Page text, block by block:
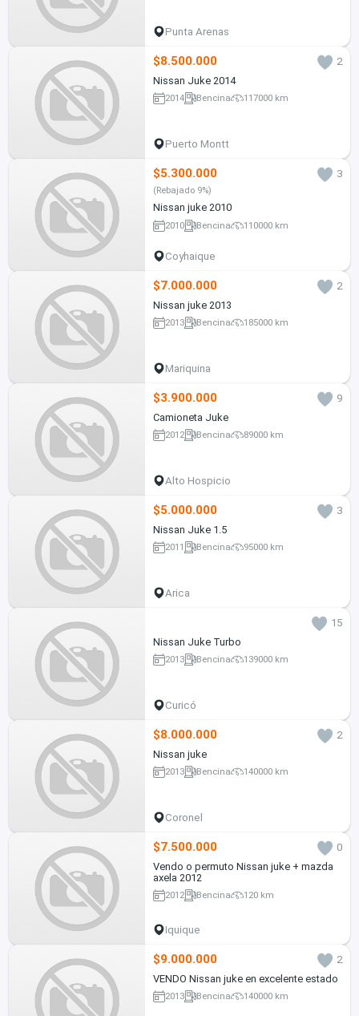
Punta Arenas
$8.500.000
2
Nissan Juke 2014
2014 Bencina 117000 km
Puerto Montt
$5.300.000 3
(Rebajado 9%)
Nissan juke 2010
2010 Bencina 110000 km
Coyhaique
$7.000.000
2
Nissan juke 2013
2013 Bencina 185000 km
Mariquina
$3.900.000
9
Camioneta Juke
2012 Bencina 89000 km
Alto Hospicio
$5.000.000
3
Nissan Juke 1.5
2011 Bencina 95000 km
Arica
15
Nissan Juke Turbo
2013 Bencina 139000 km
Curicó
$8.000.000
2
Nissan juke
2013 Bencina 140000 km
Coronel
$7.500.000
0
Vendo o permuto Nissan juke + mazda
axela 2012
2012 Bencina 120 km
Iquique
$9.000.000
2
VENDO Nissan juke en excelente estado
2013 Bencina 140000 km